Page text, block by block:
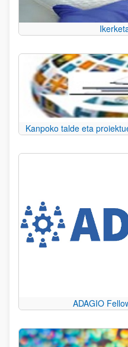
Kanpoko talde eta
ADAGIO